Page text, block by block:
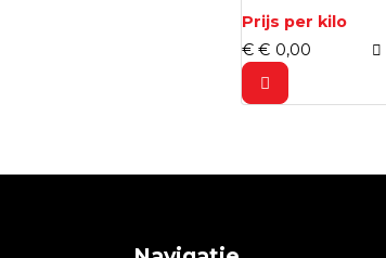
Prijs per kilo
€ € 0,00